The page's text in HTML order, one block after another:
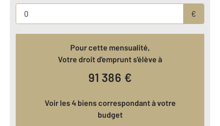
€
Pour cette mensualité,
Votre droit d'emprunt s'élève à
91 386 €
Voir les 4 biens correspondant à votre
budget